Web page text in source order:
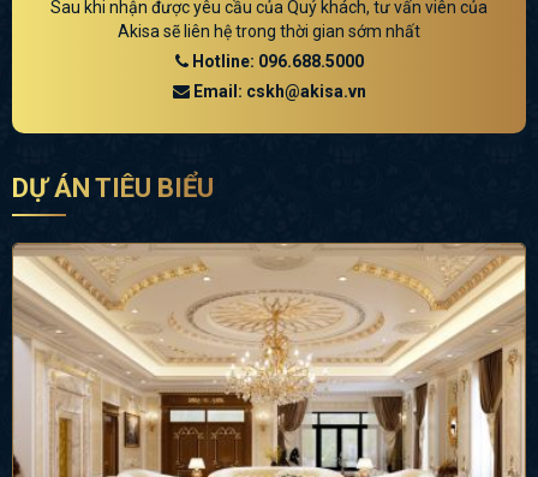
Sau khi nhận được yêu cầu của Quý khách, tư vấn viên của
Akisa sẽ liên hệ trong thời gian sớm nhất
Hotline: 096.688.5000
Email: cskh@akisa.vn
DỰ ÁN TIÊU BIỂU